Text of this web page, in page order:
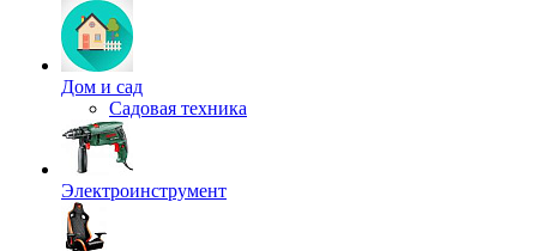
Дом и сад
Садовая техника
Электроинструмент